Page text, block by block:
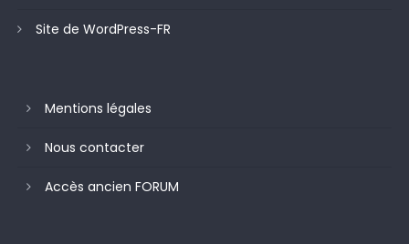
Site de WordPress-FR
Mentions légales
Nous contacter
Accès ancien FORUM